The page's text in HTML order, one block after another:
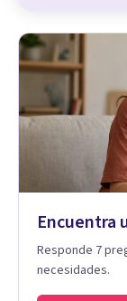
Encuentra
Responde 7
necesidades.